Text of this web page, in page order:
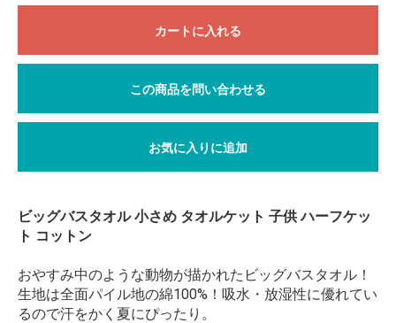
カートに入れる
この商品を問い合わせる
お気に入りに追加
ビッグバスタオル 小さめ タオルケット 子供 ハーフケッ
ト コットン
おやすみ中のような動物が描かれたビッグバスタオル！
生地は全面パイル地の綿100%！吸水・放湿性に優れてい
るので汗をかく夏にぴったり。